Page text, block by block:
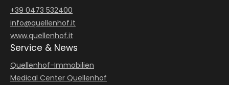
+39 0473 532400
info@quellenhof.it
www.quellenhof.it
Service & News
Quellenhof-Immobilien
Medical Center Quellenhof